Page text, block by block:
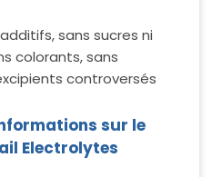
sans sucres ni
colorants, sans
controversés
sur le
Electrolytes